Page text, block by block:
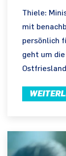
Thiele:
mit
persönlich
geht um